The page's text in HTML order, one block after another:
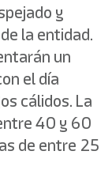
y
la entidad.
un
el día
cálidos. La
40 y 60
de entre 25